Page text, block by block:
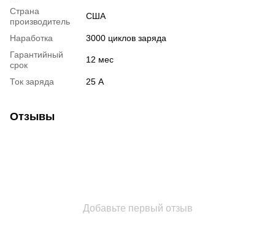
Страна
производитель
США
Наработка
3000 циклов заряда
Гарантийный
срок
12 мес
Ток заряда 25 А
Отзывы
Добавьте первый отзыв